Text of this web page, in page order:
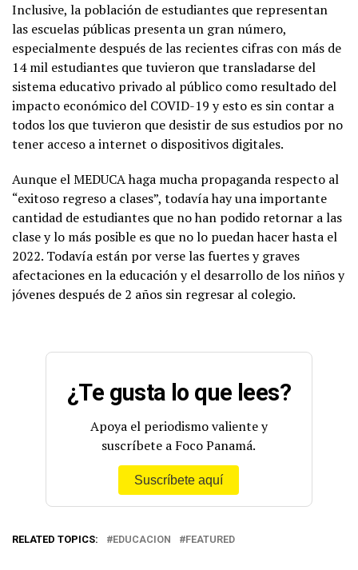
Inclusive, la población de estudiantes que representan
las escuelas públicas presenta un gran número,
especialmente después de las recientes cifras con más de
14 mil estudiantes que tuvieron que transladarse del
sistema educativo privado al público como resultado del
impacto económico del COVID-19 y esto es sin contar a
todos los que tuvieron que desistir de sus estudios por no
tener acceso a internet o dispositivos digitales.
Aunque el MEDUCA haga mucha propaganda respecto al
“exitoso regreso a clases”, todavía hay una importante
cantidad de estudiantes que no han podido retornar a las
clase y lo más posible es que no lo puedan hacer hasta el
2022. Todavía están por verse las fuertes y graves
afectaciones en la educación y el desarrollo de los niños y
jóvenes después de 2 años sin regresar al colegio.
¿Te gusta lo que lees?
Apoya el periodismo valiente y
suscríbete a Foco Panamá.
Suscríbete aquí
RELATED TOPICS: EDUCACION FEATURED